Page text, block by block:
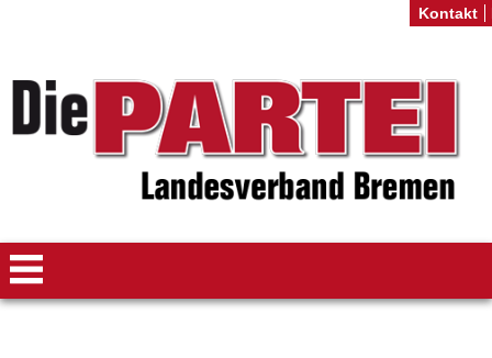
Kontakt